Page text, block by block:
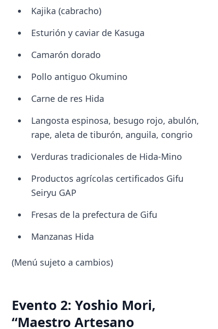
Kajika (cabracho)
Esturión y caviar de Kasuga
Camarón dorado
Pollo antiguo Okumino
Carne de res Hida
Langosta espinosa, besugo rojo, abulón,
rape, aleta de tiburón, anguila, congrio
Verduras tradicionales de Hida-Mino
Productos agrícolas certificados Gifu
Seiryu GAP
Fresas de la prefectura de Gifu
Manzanas Hida
(Menú sujeto a cambios)
Evento 2: Yoshio Mori,
“Maestro Artesano